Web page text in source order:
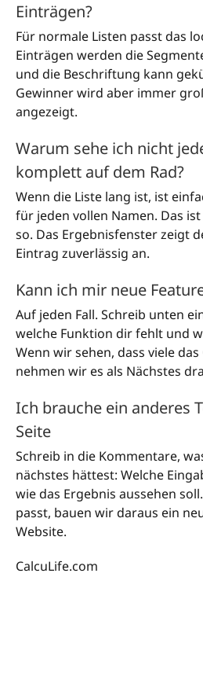
Einträgen?
Für normale Listen passt das
Einträgen werden die
und die Beschriftung kann
Gewinner wird aber immer
angezeigt.
Warum sehe ich nicht
komplett auf dem Rad?
Wenn die Liste lang ist, ist
für jeden vollen Namen. Das
so. Das Ergebnisfenster zeigt
Eintrag zuverlässig an.
Kann ich mir neue
Auf jeden Fall. Schreib unten
welche Funktion dir fehlt und
Wenn wir sehen, dass viele
nehmen wir es als Nächstes
Ich brauche ein anderes
Seite
Schreib in die Kommentare,
nächstes hättest: Welche
wie das Ergebnis aussehen
passt, bauen wir daraus ein
Website.
CalcuLife.com